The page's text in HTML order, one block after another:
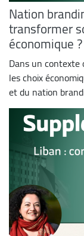
Nation
transformer
économique ?
Dans un contexte
les choix
et du nation